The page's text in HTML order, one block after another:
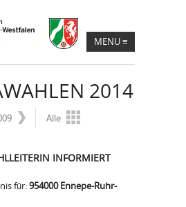
MENU≡
2014
Alle
INFORMIERT
für:954000 Ennepe-Ruhr-